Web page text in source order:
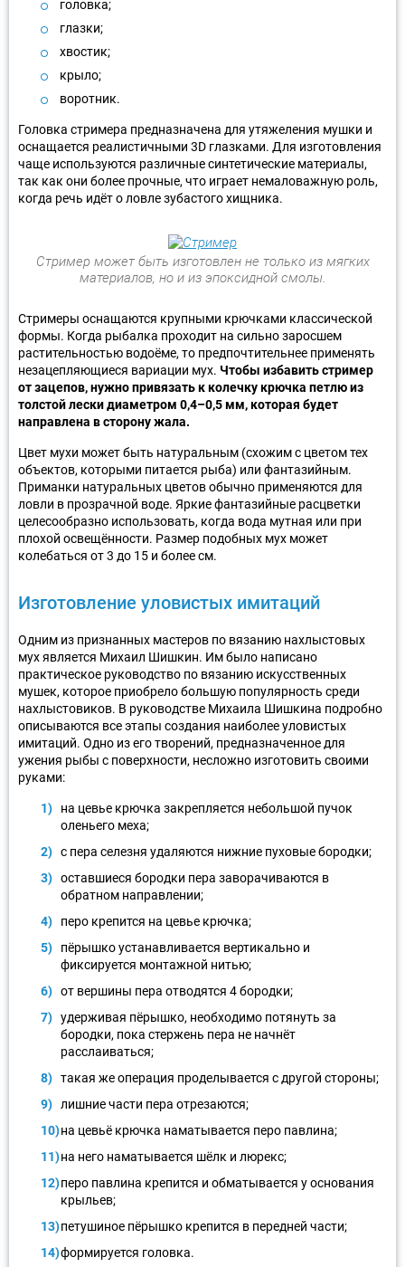
головка;
глазки;
хвостик;
крыло;
воротник.
Головка стримера предназначена для утяжеления мушки и
оснащается реалистичными 3D глазками. Для изготовления
чаще используются различные синтетические материалы,
так как они более прочные, что играет немаловажную роль,
когда речь идёт о ловле зубастого хищника.
Стример может быть изготовлен не только из мягких
материалов, но и из эпоксидной смолы.
Стримеры оснащаются крупными крючками классической
формы. Когда рыбалка проходит на сильно заросшем
растительностью водоёме, то предпочтительнее применять
незацепляющиеся вариации мух. Чтобы избавить стример
от зацепов, нужно привязать к колечку крючка петлю из
толстой лески диаметром 0,4–0,5 мм, которая будет
направлена в сторону жала.
Цвет мухи может быть натуральным (схожим с цветом тех
объектов, которыми питается рыба) или фантазийным.
Приманки натуральных цветов обычно применяются для
ловли в прозрачной воде. Яркие фантазийные расцветки
целесообразно использовать, когда вода мутная или при
плохой освещённости. Размер подобных мух может
колебаться от 3 до 15 и более см.
Изготовление уловистых имитаций
Одним из признанных мастеров по вязанию нахлыстовых
мух является Михаил Шишкин. Им было написано
практическое руководство по вязанию искусственных
мушек, которое приобрело большую популярность среди
нахлыстовиков. В руководстве Михаила Шишкина подробно
описываются все этапы создания наиболее уловистых
имитаций. Одно из его творений, предназначенное для
ужения рыбы с поверхности, несложно изготовить своими
руками:
на цевье крючка закрепляется небольшой пучок
оленьего меха;
с пера селезня удаляются нижние пуховые бородки;
оставшиеся бородки пера заворачиваются в
обратном направлении;
перо крепится на цевье крючка;
пёрышко устанавливается вертикально и
фиксируется монтажной нитью;
от вершины пера отводятся 4 бородки;
удерживая пёрышко, необходимо потянуть за
бородки, пока стержень пера не начнёт
расслаиваться;
такая же операция проделывается с другой стороны;
лишние части пера отрезаются;
на цевьё крючка наматывается перо павлина;
на него наматывается шёлк и люрекс;
перо павлина крепится и обматывается у основания
крыльев;
петушиное пёрышко крепится в передней части;
формируется головка.